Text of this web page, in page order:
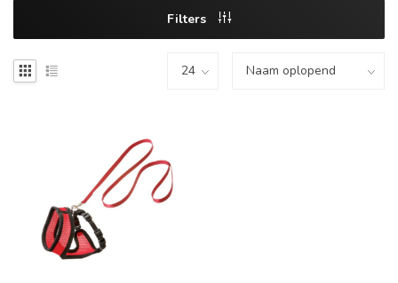
Filters